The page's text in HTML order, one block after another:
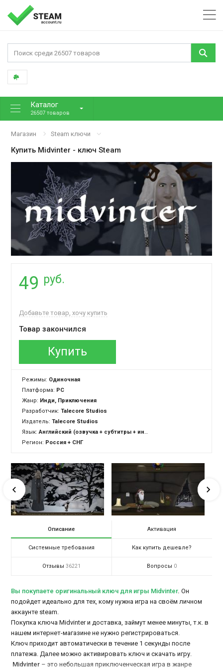
Каталог
26507 товаров
Магазин Steam ключи
Купить Midvinter - ключ Steam
49 руб.
Добавьте товар, хочу купить
Товар закончился
Купить
Режимы: Одиночная
Платформа: PC
Жанр: Инди, Приключения
Разработчик:Talecore Studios
Издатель:Talecore Studios
Язык:Английский (озвучка + субтитры + интерфейс)
Регион: Россия + СНГ
Описание Активация
Системные требования Как купить дешевле?
Отзывы 36221 Вопросы 0
Вы покупаете оригинальный ключ для игры Midvinter. Он
подойдет идеально для тех, кому нужна игра на своём личном
аккаунте steam.
Покупка ключа Midvinter и доставка, займут менее минуты, т.к. в
нашем интернет-магазине не нужно регистрироваться.
Ключ приходит автоматически в течение 1 секунды после
платежа. Далее можно активировать ключ и скачать игру.
Midvinter – это небольшая приключенческая игра в жанре